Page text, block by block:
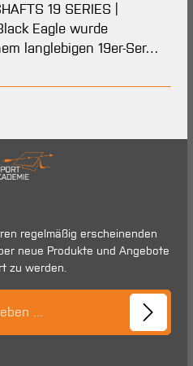
19 SERIES |
Eagle wurde
langlebigen 19er-Ser…
regelmäßig erscheinenden
neue Produkte und Angebote
zu werden.